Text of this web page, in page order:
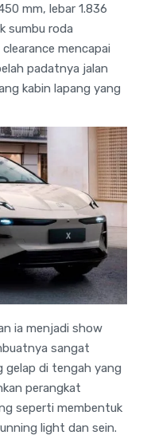
mm, lebar 1.836
sumbu roda
mencapai
padatnya jalan
kabin lapang yang
ia menjadi show
sangat
di tengah yang
perangkat
seperti membentuk
light dan sein.